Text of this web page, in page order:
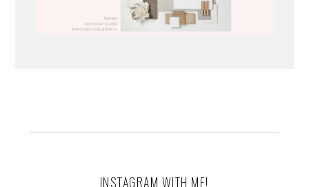
INSTAGRAM WITH ME!